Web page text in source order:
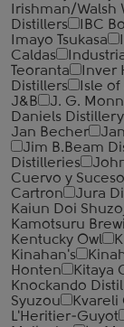
Irishman/Walsh
Distillers
IBC
Imayo Tsukasa
Caldas
Teoranta
Inver
Distillers
Isle
J&B
J. G.
Daniels Distillery
Jan Becher
Jim B.Beam
Distilleries
Cuervo y
Cartron
Jura
Kaiun Doi
Kamotsuru
Kentucky Owl
Kinahan's
Honten
Kitaya
Knockando
Syuzou
Kvareli
L'Heritier-Guyot